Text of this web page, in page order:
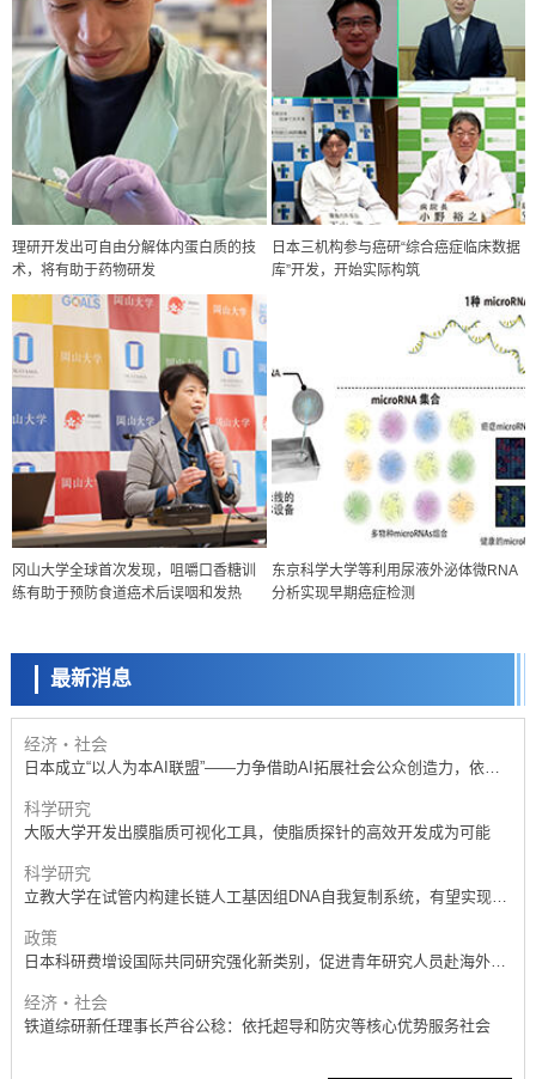
理研开发出可自由分解体内蛋白质的技
术，将有助于药物研发
日本三机构参与癌研“综合癌症临床数据
库”开发，开始实际构筑
冈山大学全球首次发现，咀嚼口香糖训
练有助于预防食道癌术后误咽和发热
东京科学大学等利用尿液外泌体微RNA
分析实现早期癌症检测
最新消息
政策
日本科研费增设国际共同研究强化新类别，促进青年研究人员赴海外开
展研究
科学研究
开发出300亿年仅误差1秒的光晶格钟，构建网络将其打造为下一代社会
基础设施
经济・社会
日本成立“以人为本AI联盟”——力争借助AI拓展社会公众创造力，依托
科学研究
大阪大学开发出膜脂质可视化工具，使脂质探针的高效开发成为可能
科学研究
立教大学在试管内构建长链人工基因组DNA自我复制系统，有望实现携
政策
日本科研费增设国际共同研究强化新类别，促进青年研究人员赴海外开
经济・社会
铁道综研新任理事长芦谷公稔：依托超导和防灾等核心优势服务社会